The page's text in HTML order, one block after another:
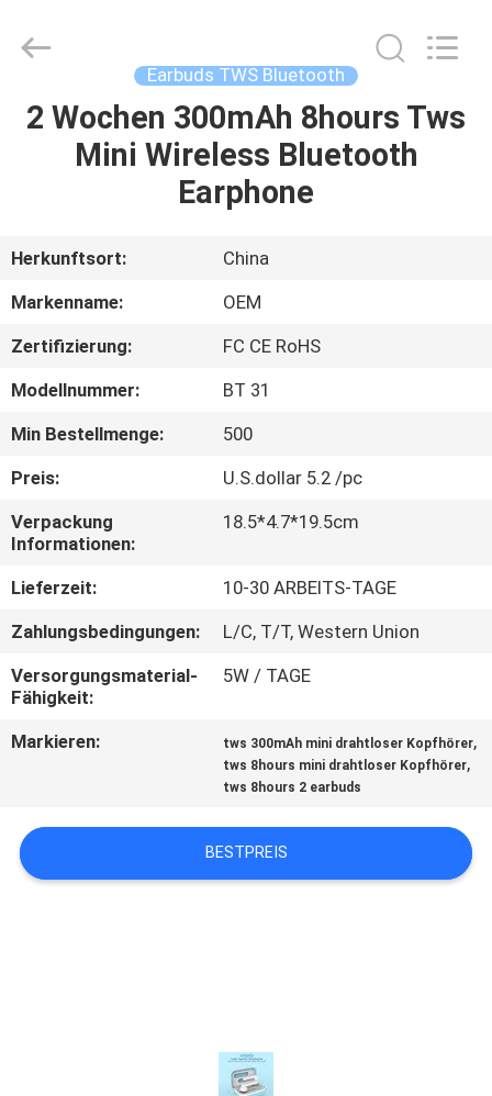
HAUS
ÜBER
UNS
FABRIK-
AUSFLUG
QUALITÄTSKONTROLLE
TRETEN
SIE
MIT
IN
VERBINDUNG
SIE
EIN
Co,ltd.
Earbuds TWS Bluetooth
2 Wochen 300mAh 8hours Tws
Mini Wireless Bluetooth
Earphone
Herkunftsort:
China
Markenname:
OEM
Zertifizierung:
FC CE RoHS
Modellnummer:
BT 31
Min Bestellmenge:
500
Preis:
U.S.dollar 5.2 /pc
Verpackung
Informationen:
18.5*4.7*19.5cm
Lieferzeit:
10-30 ARBEITS-TAGE
Zahlungsbedingungen:
L/C, T/T, Western Union
Versorgungsmaterial-
Fähigkeit:
5W / TAGE
Markieren: tws 300mAh mini drahtloser Kopfhörer,
tws 8hours mini drahtloser Kopfhörer,
tws 8hours 2 earbuds
BESTPREIS